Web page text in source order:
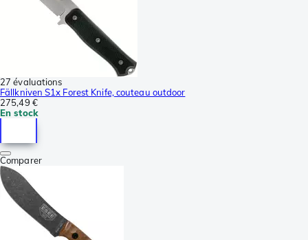
27 évaluations
Fällkniven S1x Forest Knife, couteau outdoor
275,49 €
En stock
Comparer